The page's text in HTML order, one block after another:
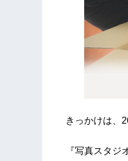
きっかけは、
『写真スタ